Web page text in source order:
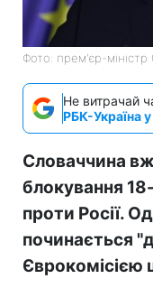
Фото: прем'єр-
Не витрачай
РБК-Україна
Словаччина
блокування
проти Росії.
починається
Єврокомісією